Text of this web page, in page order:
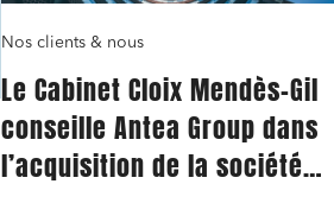
Nos clients & nous
Le Cabinet Cloix Mendès-Gil
conseille Antea Group dans
l’acquisition de la société